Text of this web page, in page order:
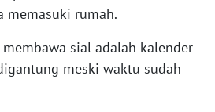
memasuki rumah.
sial adalah kalender
meski waktu sudah